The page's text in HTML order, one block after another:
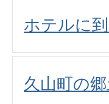
ホテルに
久山町の